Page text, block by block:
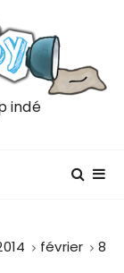
indé
février 8